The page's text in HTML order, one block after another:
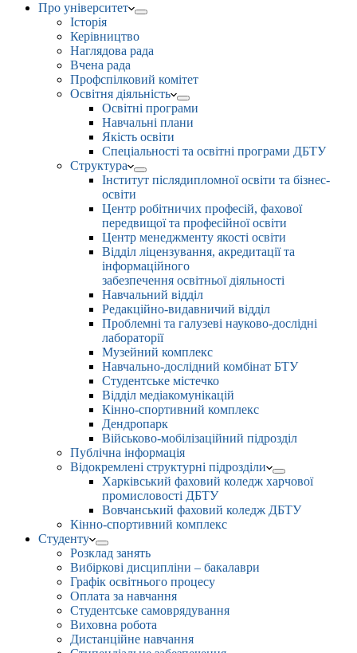
Про університет
Історія
Керівництво
Наглядова рада
Вчена рада
Профспілковий комітет
Освітня діяльність
Освітні програми
Навчальні плани
Якість освіти
Спеціальності та освітні програми ДБТУ
Структура
Інститут післядипломної освіти та бізнес-
освіти
Центр робітничих професій, фахової
передвищої та професійної освіти
Центр менеджменту якості освіти
Відділ ліцензування, акредитації та
інформаційного
забезпечення освітньої діяльності
Навчальний відділ
Редакційно-видавничий відділ
Проблемні та галузеві науково-дослідні
лабораторії
Музейний комплекс
Навчально-дослідний комбінат БТУ
Студентське містечко
Відділ медіакомунікацій
Кінно-спортивний комплекс
Дендропарк
Військово-мобілізаційний підрозділ
Публічна інформація
Відокремлені структурні підрозділи
Харківський фаховий коледж харчової
промисловості ДБТУ
Вовчанський фаховий коледж ДБТУ
Кінно-спортивний комплекс
Студенту
Розклад занять
Вибіркові дисципліни – бакалаври
Графік освітнього процесу
Оплата за навчання
Студентське самоврядування
Виховна робота
Дистанційне навчання